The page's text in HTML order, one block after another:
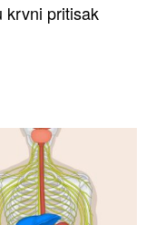
krvni pritisak